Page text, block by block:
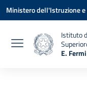
Vai ai contenuti
Vai al menu di
Vai al footer
Ministero dell'Istruzione
Istituto
E.